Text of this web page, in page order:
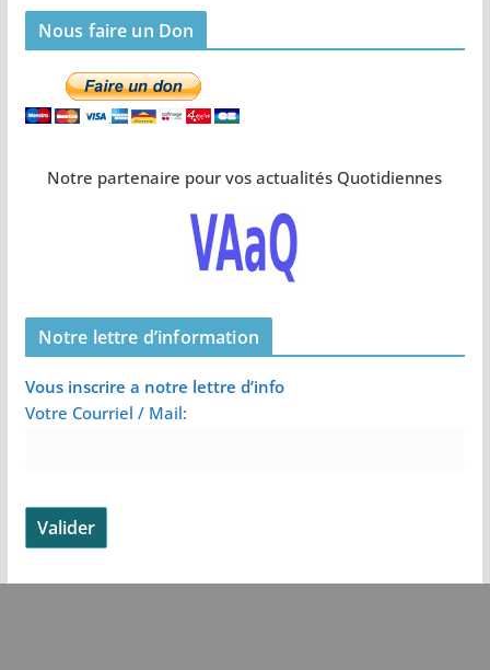
Nous faire un Don
Notre partenaire pour vos actualités Quotidiennes
Notre lettre d’information
Vous inscrire a notre lettre d’info
Votre Courriel / Mail: